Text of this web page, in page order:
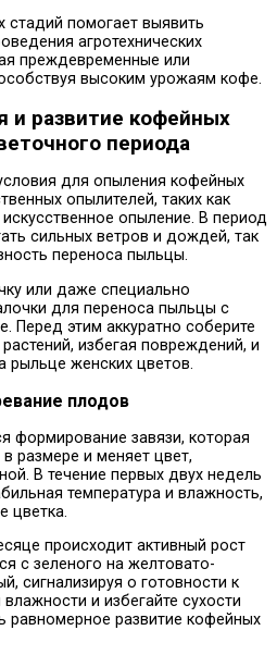
стадий помогает выявить
агротехнических
преждевременные или
высоким урожаям кофе.
развитие кофейных
периода
для опыления кофейных
опылителей, таких как
опыление. В период
сильных ветров и дождей, так
переноса пыльцы.
или даже специально
для переноса пыльцы с
Перед этим аккуратно соберите
избегая повреждений, и
рыльце женских цветов.
плодов
формирование завязи, которая
размере и меняет цвет,
В течение первых двух недель
температура и влажность,
цветка.
происходит активный рост
с зеленого на желтовато-
сигнализируя о готовности к
и избегайте сухости
равномерное развитие кофейных